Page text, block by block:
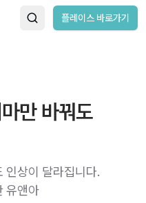
플레이스 바로가기
만 바꿔도
인상이 달라집니다.
유앤아